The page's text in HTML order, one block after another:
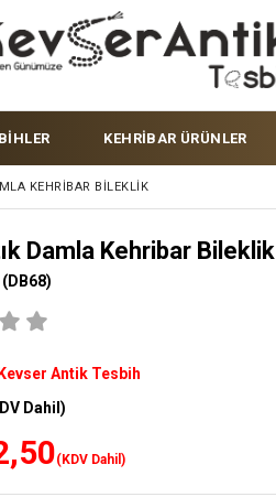
KEHRİBAR ÜRÜNLER
KEHRIBAR BILEKLIK
Damla Kehribar Bileklik
(DB68)
Kevser Antik Tesbih
Dahil)
(KDV Dahil)